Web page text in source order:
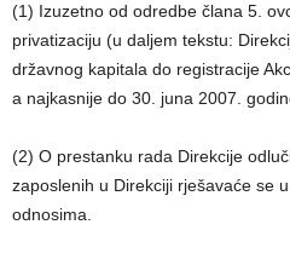
(1) Izuzetno od odredbe člana 5.
privatizaciju (u daljem tekstu:
državnog kapitala do registracije
a najkasnije do 30. juna 2007.
(2) O prestanku rada Direkcije
zaposlenih u Direkciji rješavaće se
odnosima.